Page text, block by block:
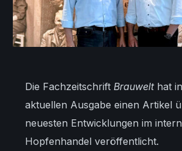
Die Fachzeitschrift Brauwelthat
aktuellen Ausgabe einen Artikel
neuesten Entwicklungen im
Hopfenhandel veröffentlicht.